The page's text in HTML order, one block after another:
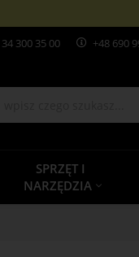
34 300 35 00 +48 690
SPRZĘT I
NARZĘDZIA